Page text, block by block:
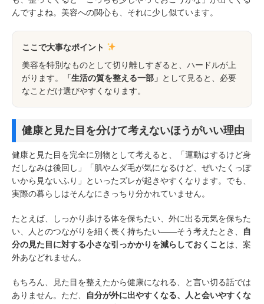
んですよね。美容への関心も、それに少し似ています。
ここで大事なポイント
美容を特別なものとして切り離しすぎると、ハードルが上
がります。
「生活の質を整える一部」 として見ると、必要
なことだけ選びやすくなります。
健康と見た目を分けて考えないほうがいい理由
健康と見た目を完全に別物として考えると、「運動はするけど身
だしなみは後回し」「肌やムダ毛が気になるけど、ぜいたくっぽ
いから見ないふり」といったズレが起きやすくなります。でも、
実際の暮らしはそんなにきっちり分かれていません。
たとえば、しっかり歩ける体を保ちたい、外に出る元気を保ちた
い、人とのつながりを細く長く持ちたい――そう考えたとき、
自
分の見た目に対する小さな引っかかりを減らしておくことは、案
外あなどれません。
もちろん、見た目を整えたから健康になれる、と言い切る話では
ありません。ただ、
自分が外に出やすくなる、人と会いやすくな